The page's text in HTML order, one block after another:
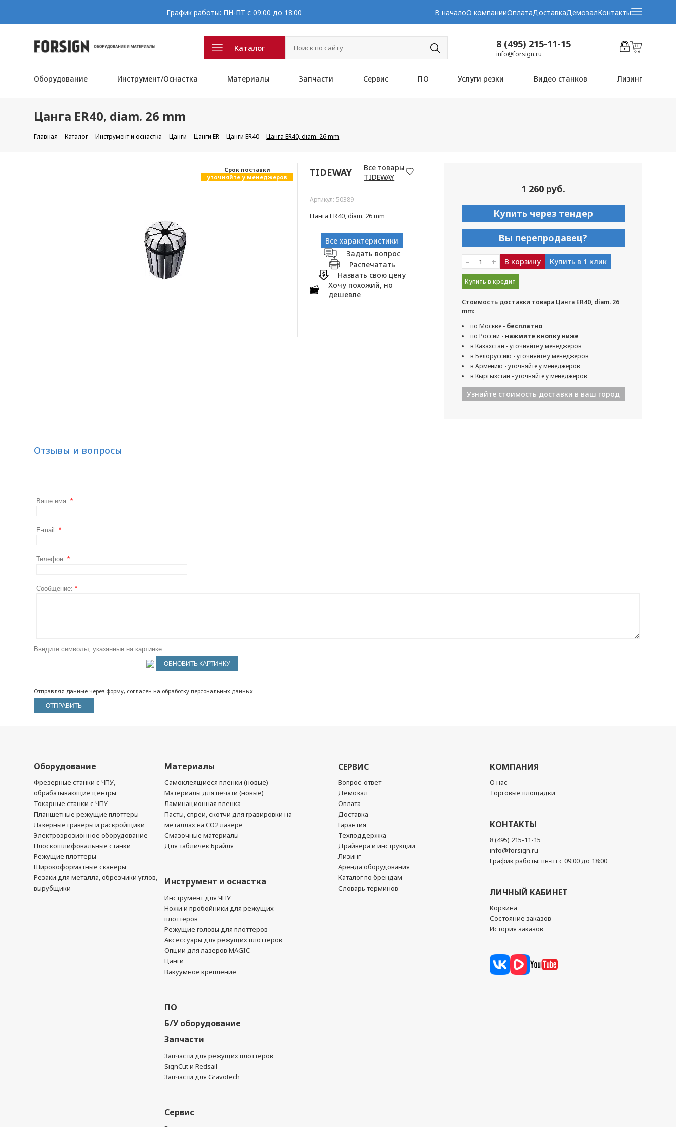
График работы: ПН-ПТ с 09:00 до 18:00 В началоО компанииОплатаДоставкаДемозалКонтакты
Каталог 8 (495) 215-11-15
info@forsign.ru
Оборудование Инструмент/Оснастка Материалы Запчасти Сервис ПО Услуги резки Видео станков Лизинг
Цанга ER40, diam. 26 mm
Главная Каталог Инструмент и оснастка Цанги Цанги ER Цанги ER40 Цанга ER40, diam. 26 mm
Cрок поставки
уточняйте у менеджеров
TIDEWAY
Все товары
TIDEWAY
Артикул: 50389
Цанга ER40, diam. 26 mm
Все характеристики
Задать вопрос
Распечатать
Назвать свою цену
Хочу похожий, но
дешевле
1 260 руб.
Купить через тендер
Вы перепродавец?
– + В корзину Купить в 1 клик
Купить в кредит
Стоимость доставки товара Цанга ER40, diam. 26
mm:
по Москве - бесплатно
по России - нажмите кнопку ниже
в Казахстан - уточняйте у менеджеров
в Белоруссию - уточняйте у менеджеров
в Армению - уточняйте у менеджеров
в Кыргызстан - уточняйте у менеджеров
Узнайте стоимость доставки в ваш город
Отзывы и вопросы
Ваше имя:*
E-mail:*
Телефон:*
Сообщение:*
Введите символы, указанные на картинке:
Отправляя данные через форму, согласен на обработку персональных данных
Оборудование
Фрезерные станки с ЧПУ,
обрабатывающие центры
Токарные станки с ЧПУ
Планшетные режущие плоттеры
Лазерные гравёры и раскройщики
Электроэрозионное оборудование
Плоскошлифовальные станки
Режущие плоттеры
Широкоформатные сканеры
Резаки для металла, обрезчики углов,
вырубщики
Материалы
Самоклеящиеся пленки (новые)
Материалы для печати (новые)
Ламинационная пленка
Пасты, спреи, скотчи для гравировки на
металлах на CO2 лазере
Смазочные материалы
Для табличек Брайля
Инструмент и оснастка
Инструмент для ЧПУ
Ножи и пробойники для режущих
плоттеров
Режущие головы для плоттеров
Аксессуары для режущих плоттеров
Опции для лазеров MAGIC
Цанги
Вакуумное крепление
ПО
Б/У оборудование
Запчасти
Запчасти для режущих плоттеров
SignCut и Redsail
Запчасти для Gravotech
Сервис
СЕРВИС
Вопрос-ответ
Демозал
Оплата
Доставка
Гарантия
Техподдержка
Драйвера и инструкции
Лизинг
Аренда оборудования
Каталог по брендам
Словарь терминов
КОМПАНИЯ
О нас
Торговые площадки
КОНТАКТЫ
8 (495) 215-11-15
info@forsign.ru
График работы: пн-пт с 09:00 до 18:00
ЛИЧНЫЙ КАБИНЕТ
Корзина
Состояние заказов
История заказов